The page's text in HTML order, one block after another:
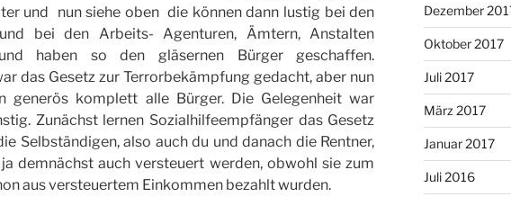
und  nun siehe oben  die können dann lustig bei den
und bei den Arbeits- Agenturen, Ämtern, Anstalten
haben so den gläsernen Bürger geschaffen.
das Gesetz zur Terrorbekämpfung gedacht, aber nun
generös komplett alle Bürger. Die Gelegenheit war
Zunächst lernen Sozialhilfeempfänger das Gesetz
Selbständigen, also auch du und danach die Rentner,
demnächst auch versteuert werden, obwohl sie zum
aus versteuertem Einkommen bezahlt wurden.
Dezember
Oktober 2017
Juli 2017
März 2017
Januar 2017
Juli 2016